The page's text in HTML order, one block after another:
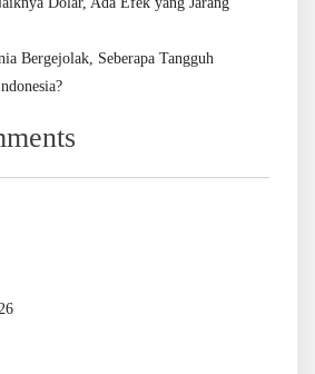
Bergejolak, Seberapa Tangguh